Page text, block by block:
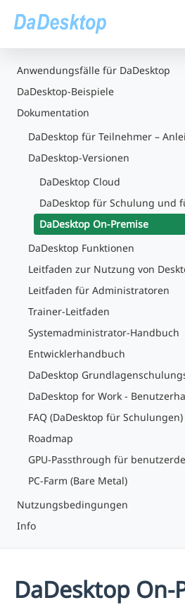
Anwendungsfälle für DaDesktop
DaDesktop-Beispiele
Dokumentation
DaDesktop für Teilnehmer –
DaDesktop-Versionen
DaDesktop Cloud
DaDesktop für Schulung und
DaDesktop On-Premise
DaDesktop Funktionen
Leitfaden zur Nutzung von
Leitfaden für Administratoren
Trainer-Leitfaden
Systemadministrator-Handbuch
Entwicklerhandbuch
DaDesktop
DaDesktop for Work -
FAQ (DaDesktop für Schulungen)
Roadmap
GPU-Passthrough für
PC-Farm (Bare Metal)
Nutzungsbedingungen
Info
DaDesktop On-